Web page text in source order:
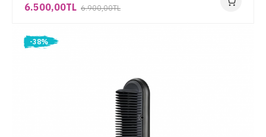
6.500,00TL 6.900,00TL
-38%